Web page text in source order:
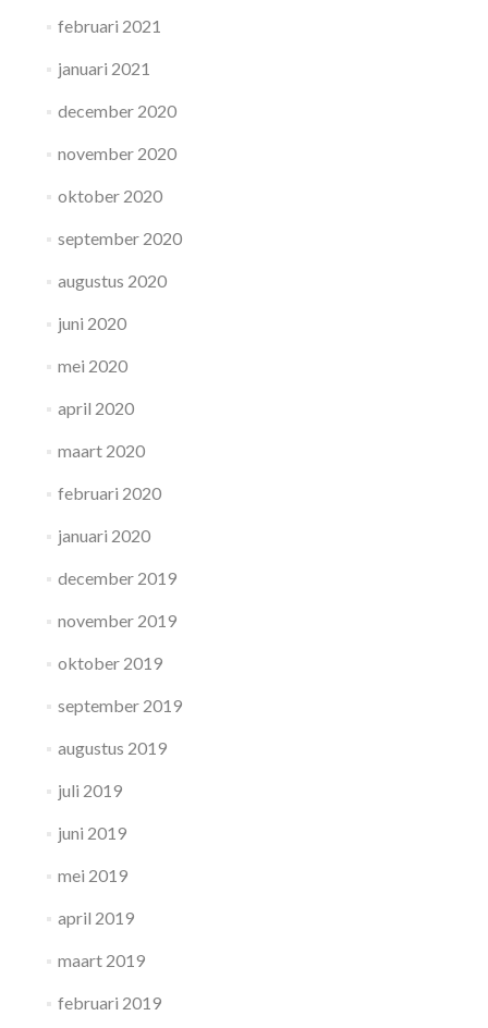
februari 2021
januari 2021
december 2020
november 2020
oktober 2020
september 2020
augustus 2020
juni 2020
mei 2020
april 2020
maart 2020
februari 2020
januari 2020
december 2019
november 2019
oktober 2019
september 2019
augustus 2019
juli 2019
juni 2019
mei 2019
april 2019
maart 2019
februari 2019